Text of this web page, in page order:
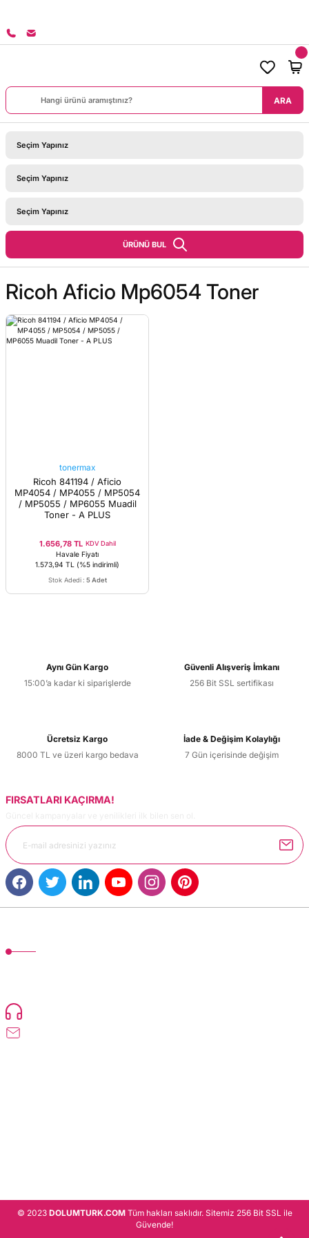
ARA
ÜRÜNÜ BUL
Ricoh Aficio Mp6054 Toner
tonermax
Ricoh 841194 / Aficio
MP4054 / MP4055 / MP5054
/ MP5055 / MP6055 Muadil
Toner - A PLUS
1.656,78 TL KDV Dahil
Havale Fiyatı
1.573,94 TL (%5 indirimli)
Stok Adedi : 5 Adet
Aynı Gün Kargo
15:00’a kadar ki siparişlerde
Güvenli Alışveriş İmkanı
256 Bit SSL sertifikası
Ücretsiz Kargo
8000 TL ve üzeri kargo bedava
İade & Değişim Kolaylığı
7 Gün içerisinde değişim
FIRSATLARI KAÇIRMA!
© 2023 DOLUMTURK.COMTüm hakları saklıdır. Sitemiz 256 Bit SSL ile
Güvende!